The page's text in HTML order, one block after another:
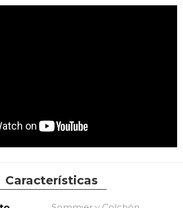
Características